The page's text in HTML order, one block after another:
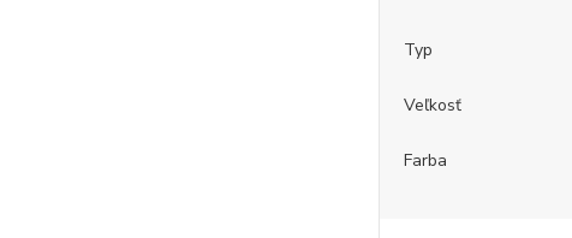
Typ
Veľkosť
Farba